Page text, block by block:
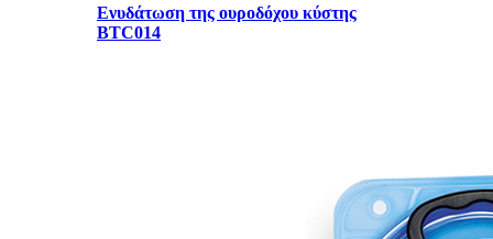
Ενυδάτωση της ουροδόχου κύστης
BTC014